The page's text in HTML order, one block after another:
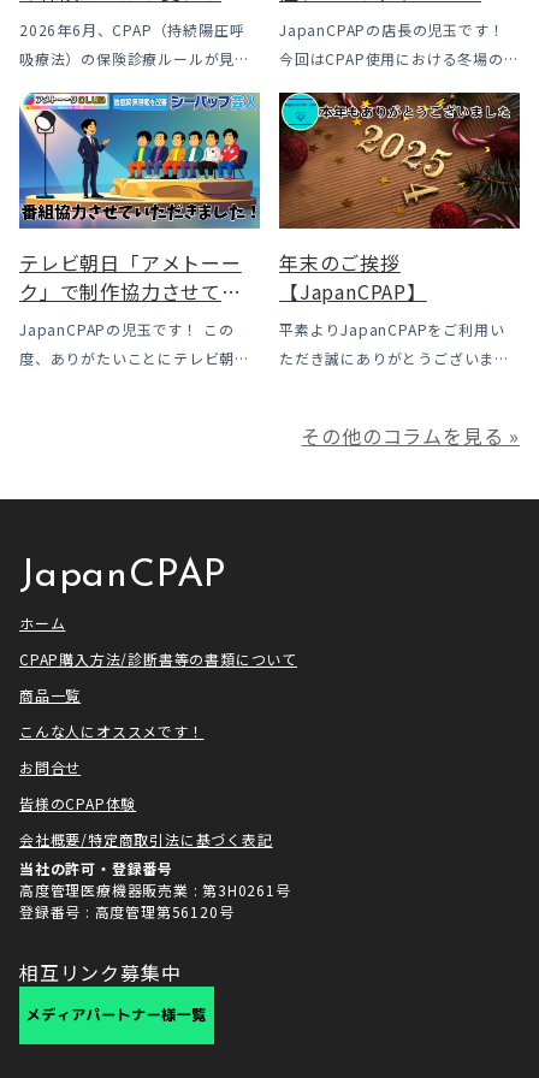
｜CPAPが使えなくなるか
も？変更のメリット・デ
う選択肢
2026年6月、CPAP（持続陽圧呼
吸療法）の保険診療ルールが見直
ルは下がった一方で、「続ける」
ための条件はこれまでより厳しく
なっています。この記事では、何
がどう変わったのかを患者様の立
場で […]
JapanCPAPの店長の児玉です！
今回はCPAP使用における冬場のよ
露」についてのお話をさせて頂き
ます。 我々の拠点の北陸はCPAP
使用時に「乾燥・寒さ・結露」が
起こりやすい地域です、その […]
テレビ朝日「アメトーー
ク」で制作協力させてい
ただきました
JapanCPAPの児玉です！ この
度、ありがたいことにテレビ朝日
ク様は長い歴史があり、私も大
年末のご挨拶
【JapanCPAP】
平素よりJapanCPAPをご利用い
ただき誠にありがとうございま
利用いただき本当にありがとうご
満足いただけるサービスを提供さ
その他のコラムを見る »
JapanCPAP
ホーム
CPAP購入方法/診断書等の書類について
商品一覧
こんな人にオススメです！
お問合せ
皆様のCPAP体験
会社概要/特定商取引法に基づく表記
当社の許可・登録番号
高度管理医療機器販売業 : 第3H0261号
登録番号 : 高度管理第56120号
相互リンク募集中